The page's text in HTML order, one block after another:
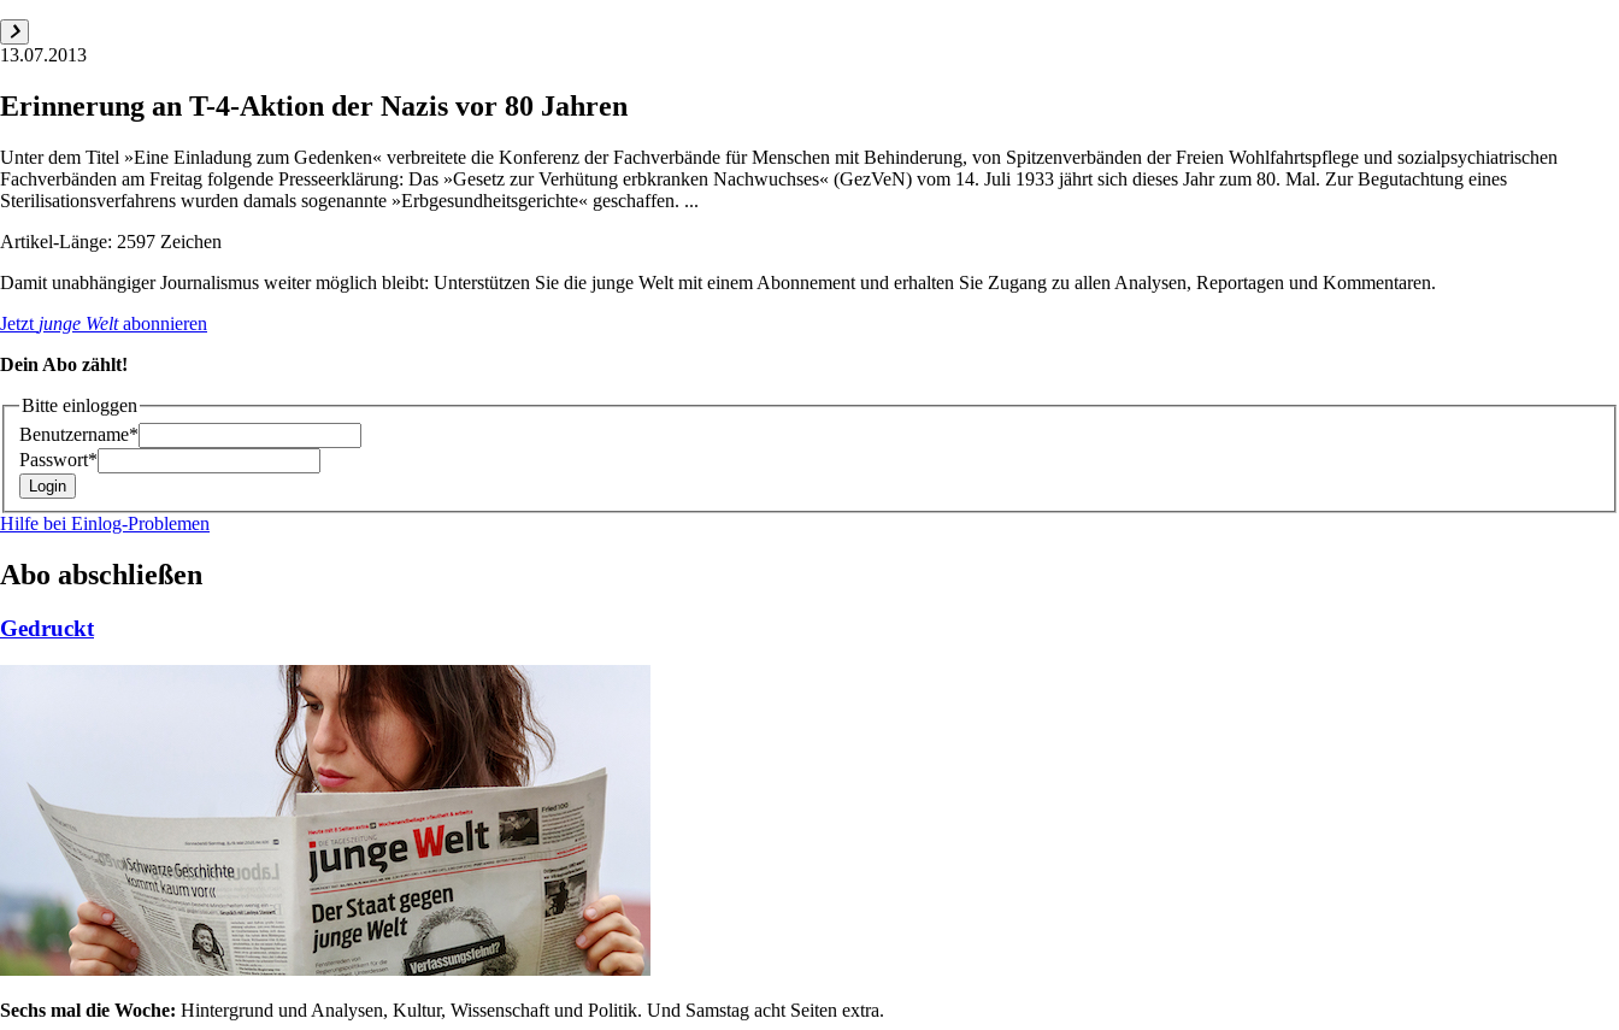
13.07.2013
Erinnerung an T-4-Aktion der Nazis vor 80 Jahren
Unter dem Titel »Eine Einladung zum Gedenken« verbreitete die Konferenz der Fachverbände für Menschen mit Behinderung, von Spitzenverbänden der Freien Wohlfahrtspflege und sozialpsychiatrischen
Fachverbänden am Freitag folgende Presseerklärung: Das »Gesetz zur Verhütung erbkranken Nachwuchses« (GezVeN) vom 14. Juli 1933 jährt sich dieses Jahr zum 80. Mal. Zur Begutachtung eines
Sterilisationsverfahrens wurden damals sogenannte »Erbgesundheitsgerichte« geschaffen. ...
Artikel-Länge: 2597 Zeichen
Damit unabhängiger Journalismus weiter möglich bleibt: Unterstützen Sie die junge Welt mit einem Abonnement und erhalten Sie Zugang zu allen Analysen, Reportagen und Kommentaren.
Jetzt junge Weltabonnieren
Dein Abo zählt!
Bitte einloggen
Benutzername*
Passwort*
Hilfe bei Einlog-Problemen
Abo abschließen
Gedruckt
Sechs mal die Woche: Hintergrund und Analysen, Kultur, Wissenschaft und Politik. Und Samstag acht Seiten extra.